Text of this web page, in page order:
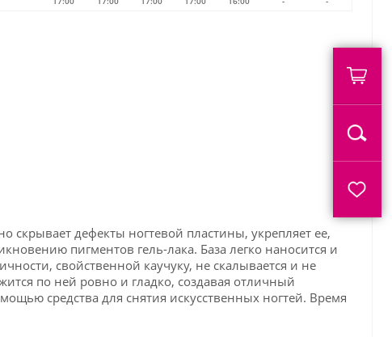
скрывает дефекты ногтевой пластины, укрепляет ее,
пигментов гель-лака. База легко наносится и
свойственной каучуку, не скалывается и не
по ней ровно и гладко, создавая отличный
средства для снятия искусственных ногтей. Время